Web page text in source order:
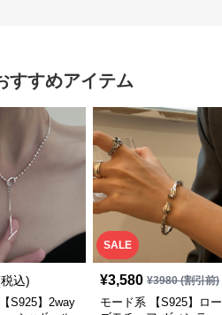
すすめアイテム
込)
S925】2way
SALE
¥3,580 ¥3980(割引前)
モード系 【S925】ロー